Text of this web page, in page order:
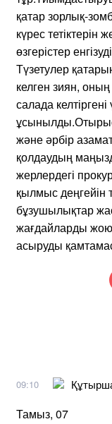
қатар зорлық-
күрес тетіктерін
өзгерістер
Түзетулер
келген зиян,
салада
және әрбір
қолдаудың
жерлердегі
қылмыс деңгейін
бұзушылықтар
жағдайларды жою
асыруды
09:10
Тамыз, 07